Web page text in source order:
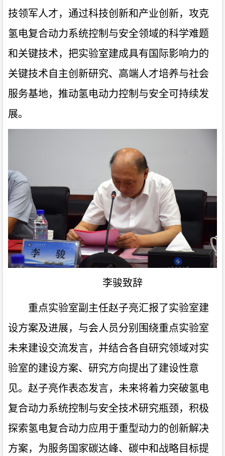
技领军人才，通过科技创新和产业创新，攻克
氢电复合动力系统控制与安全领域的科学难题
和关键技术，把实验室建成具有国际影响力的
关键技术自主创新研究、高端人才培养与社会
服务基地，推动氢电动力控制与安全可持续发
展。
李骏致辞
重点实验室副主任赵子亮汇报了实验室建
设方案及进展， 与会人员分别围绕重点实验室
未来建设交流发言，并结合各自研究领域对实
验室的建设方案、研究方向提出了建设性意
见。赵子亮作表态发言， 未来将着力突破氢电
复合动力系统控制与安全技术研究瓶颈，积极
探索氢电复合动力应用于重型动力的创新解决
方案，为服务国家碳达峰、碳中和战略目标提